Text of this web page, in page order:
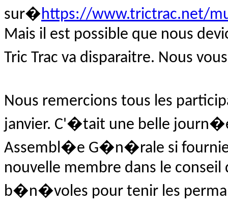
sur�https://www.trictrac.net/
Mais il est possible que nous
Tric Trac va disparaitre. Nous
Nous remercions tous les
janvier. C'�tait une belle
Assembl�e G�n�rale si
nouvelle membre dans le
b�n�voles pour tenir les